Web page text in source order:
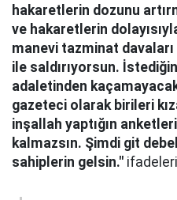
hakaretlerin dozunu
ve hakaretlerin
manevi tazminat
ile saldırıyorsun.
adaletinden
gazeteci olarak birileri
inşallah yaptığın
kalmazsın. Şimdi git
sahiplerin gelsin."